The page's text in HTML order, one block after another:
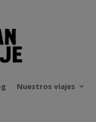
Nuestros viajes